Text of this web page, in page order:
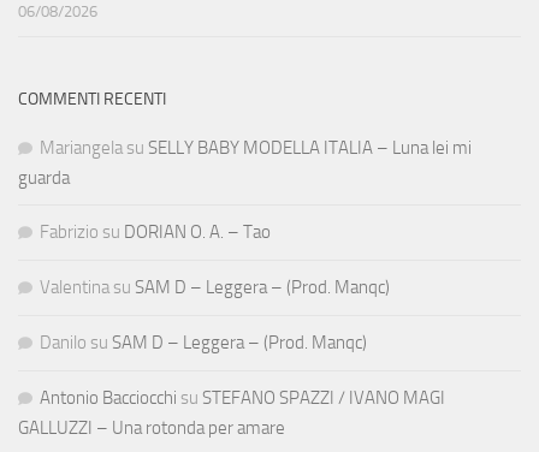
06/08/2026
COMMENTI RECENTI
Mariangela su SELLY BABY MODELLA ITALIA – Luna lei mi
guarda
Fabrizio su DORIAN O. A. – Tao
Valentina su SAM D – Leggera – (Prod. Manqc)
Danilo su SAM D – Leggera – (Prod. Manqc)
Antonio Bacciocchi su STEFANO SPAZZI / IVANO MAGI
GALLUZZI – Una rotonda per amare